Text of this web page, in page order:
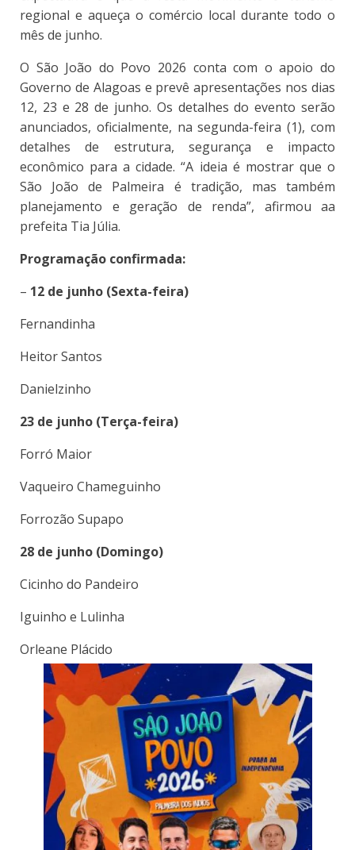
regional e aqueça o comércio local durante todo o
mês de junho.
O São João do Povo 2026 conta com o apoio do
Governo de Alagoas e prevê apresentações nos dias
12, 23 e 28 de junho. Os detalhes do evento serão
anunciados, oficialmente, na segunda-feira (1), com
detalhes de estrutura, segurança e impacto
econômico para a cidade. “A ideia é mostrar que o
São João de Palmeira é tradição, mas também
planejamento e geração de renda”, afirmou aa
prefeita Tia Júlia.
Programação confirmada:
– 12 de junho (Sexta-feira)
Fernandinha
Heitor Santos
Danielzinho
23 de junho (Terça-feira)
Forró Maior
Vaqueiro Chameguinho
Forrozão Supapo
28 de junho (Domingo)
Cicinho do Pandeiro
Iguinho e Lulinha
Orleane Plácido